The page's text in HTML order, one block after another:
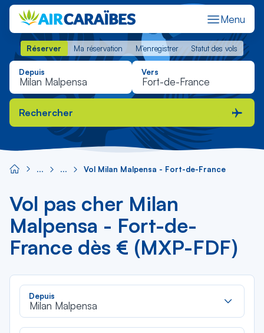
Menu
Réserver Ma réservation M'enregistrer Statut des vols
Réserver Ma réservation M'enregistrer Statut des vols
Depuis Vers
Rechercher
Vol Milan Malpensa - Fort-de-France
Vol pas cher Milan
Malpensa - Fort-de-
France dès € (MXP-FDF)
Depuis
Milan Malpensa